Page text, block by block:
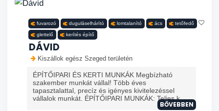
fuvarozó duguláselhárító lomtalanító ács tetőfedő
glettelő kerítés építő
DÁVID
Kiszállok egész Szeged területén
ÉPÍTŐIPARI ÉS KERTI MUNKÁK Megbízható
szakember munkát vállal! Több éves
tapasztalattal, precíz és igényes kivitelezéssel
vállalok munkát. ÉPÍTŐIPARI MUNKÁK: Teljes k...
BŐVEBBEN